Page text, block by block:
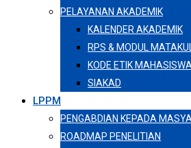
PELAYANAN AKADEMIK
KALENDER AKADEMIK
RPS & MODUL
KODE ETIK MAHASISWA
SIAKAD
LPPM
PENGABDIAN KEPADA
ROADMAP PENELITIAN